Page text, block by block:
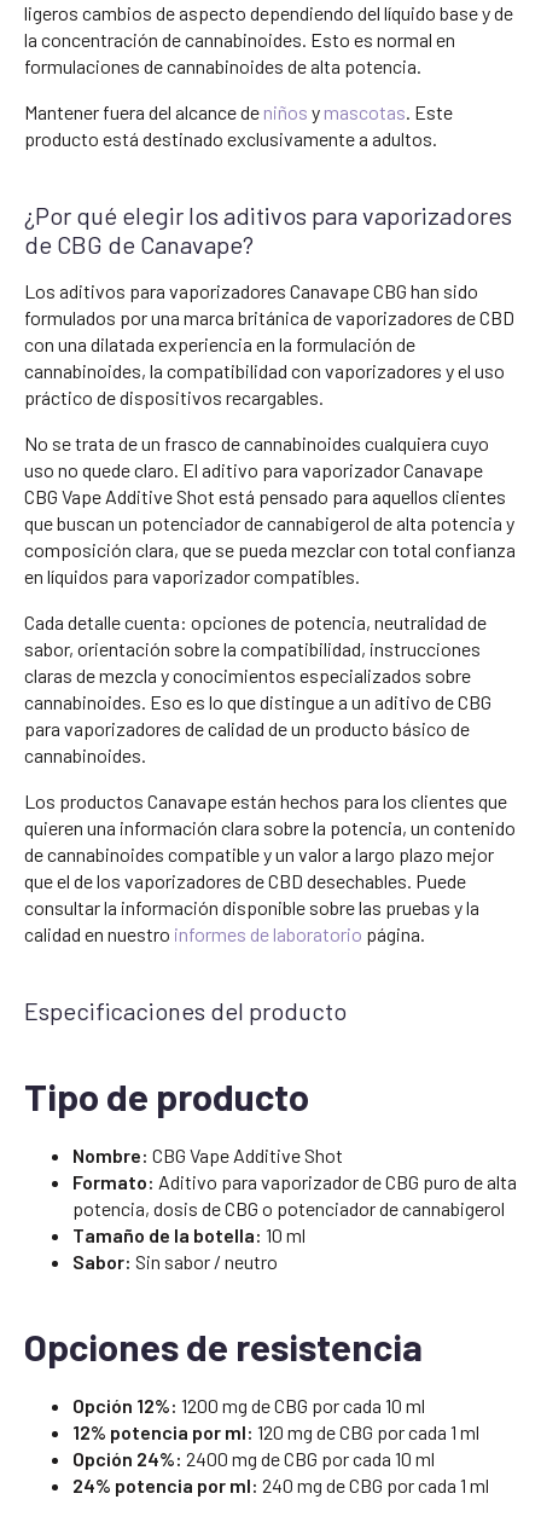
ligeros cambios de aspecto dependiendo del líquido base y de
la concentración de cannabinoides. Esto es normal en
formulaciones de cannabinoides de alta potencia.
Mantener fuera del alcance de niños y mascotas. Este
producto está destinado exclusivamente a adultos.
¿Por qué elegir los aditivos para vaporizadores
de CBG de Canavape?
Los aditivos para vaporizadores Canavape CBG han sido
formulados por una marca británica de vaporizadores de CBD
con una dilatada experiencia en la formulación de
cannabinoides, la compatibilidad con vaporizadores y el uso
práctico de dispositivos recargables.
No se trata de un frasco de cannabinoides cualquiera cuyo
uso no quede claro. El aditivo para vaporizador Canavape
CBG Vape Additive Shot está pensado para aquellos clientes
que buscan un potenciador de cannabigerol de alta potencia y
composición clara, que se pueda mezclar con total confianza
en líquidos para vaporizador compatibles.
Cada detalle cuenta: opciones de potencia, neutralidad de
sabor, orientación sobre la compatibilidad, instrucciones
claras de mezcla y conocimientos especializados sobre
cannabinoides. Eso es lo que distingue a un aditivo de CBG
para vaporizadores de calidad de un producto básico de
cannabinoides.
Los productos Canavape están hechos para los clientes que
quieren una información clara sobre la potencia, un contenido
de cannabinoides compatible y un valor a largo plazo mejor
que el de los vaporizadores de CBD desechables. Puede
consultar la información disponible sobre las pruebas y la
calidad en nuestro informes de laboratorio página.
Especificaciones del producto
Tipo de producto
Nombre: CBG Vape Additive Shot
Formato: Aditivo para vaporizador de CBG puro de alta
potencia, dosis de CBG o potenciador de cannabigerol
Tamaño de la botella: 10 ml
Sabor: Sin sabor / neutro
Opciones de resistencia
Opción 12%: 1200 mg de CBG por cada 10 ml
12% potencia por ml: 120 mg de CBG por cada 1 ml
Opción 24%: 2400 mg de CBG por cada 10 ml
24% potencia por ml: 240 mg de CBG por cada 1 ml